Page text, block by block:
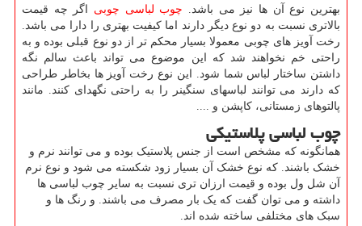
بهترین نوع آن ها نیز می باشد. چوب لباسی چوبی اگر چه قیمت
بالاتری نسبت به دو نوع دیگر دارند اما کیفیت بهتری را دارا می باشد.
رخت آویز های چوبی معمولا بسیار محکم تر از دو نوع قبلی بوده و به
راحتی خم نخواهند شد که این موضوع می تواند باعث سالم نگه
داشتن ساختار لباس شما شود. این نوع رخت آویز ها بخاطر طراحی
که دارند می توانند لباسهای سنگینر را به راحتی نگهدای کنند. مانند
پالتوهای زمستانی، کاپشن و ....
چوب لباسی پلاستیکی
همانگونه که مشخص است از جنس پلاستیک بوده و می توانند نرم و
خشک باشند. که نوع خشک آن بسیار زود شکسته می شود و نوع نرم
آن شل ول بوده و قیمت ارزان تری نسبت به سایر چوب لباسی ها
داشته و می توان گفت که یک بار مصرف می باشند. و رنگ ها و
سبک های مختلفی ساخته شده اند.